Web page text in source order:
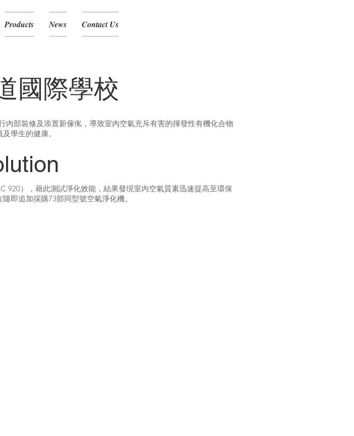
Products News Contact Us
國際學校
部裝修及添置新傢俬，導致室內空氣充斥有害的揮發性有機化合物
學生的健康。
920），藉此測試淨化效能，結果發現室內空氣質素迅速提高至環保
即追加採購73部同型號空氣淨化機。